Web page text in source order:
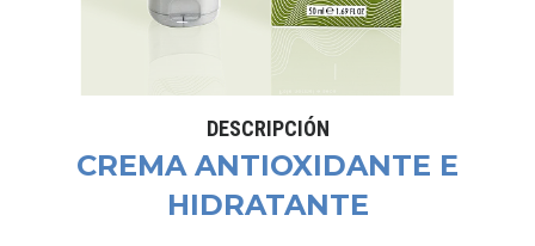
DESCRIPCIÓN
CREMA ANTIOXIDANTE E
HIDRATANTE